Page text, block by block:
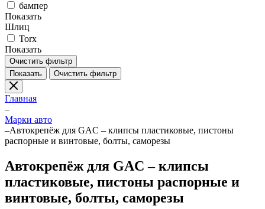
бампер
Показать
Шлиц
Torx
Показать
Очистить фильтр
Показать
Очистить фильтр
Главная
–
Марки авто
–Автокрепёж для GAC – клипсы пластиковые, пистоны
распорные и винтовые, болты, саморезы
Автокрепёж для GAC – клипсы
пластиковые, пистоны распорные и
винтовые, болты, саморезы